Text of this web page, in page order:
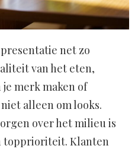
net zo
van het eten,
merk maken of
alleen om looks.
over het milieu is
topprioriteit. Klanten